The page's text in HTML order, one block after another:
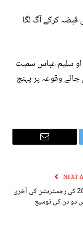
کرکے آگ لگا
او سلیم عباس سمیت
جائے وقوعہ پر پہنچ
Email
NEXT
حج 2026 کی رجسٹریشن کی آخری
دو دن کی توسیع